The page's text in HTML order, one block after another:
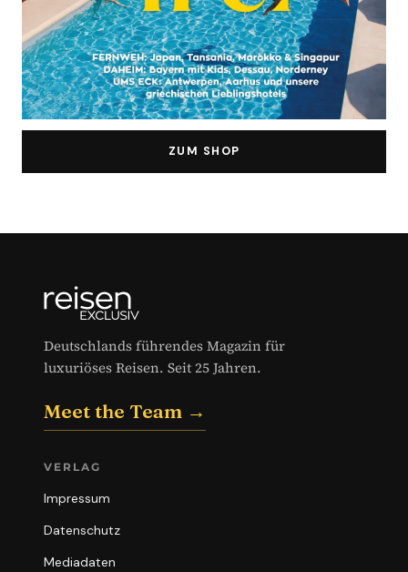
ZUM SHOP
Deutschlands führendes Magazin für
luxuriöses Reisen. Seit 25 Jahren.
Meet the Team →
VERLAG
Impressum
Datenschutz
Mediadaten